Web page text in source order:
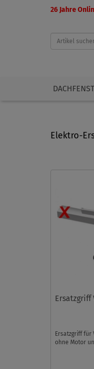
26 Jahre
Elektro-
Ersatzgriff
Ersatzgriff für
ohne Motor